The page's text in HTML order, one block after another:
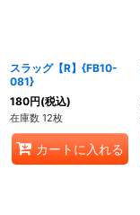
スラッグ【R】{FB10-
081}
180円(税込)
在庫数 12枚
カートに入れる